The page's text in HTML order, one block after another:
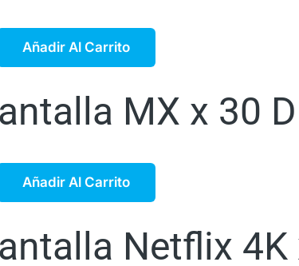
Añadir Al Carrito
MX x 30
Añadir Al Carrito
Netflix 4K